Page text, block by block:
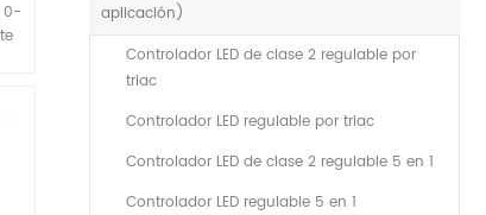
aplicación)
Controlador LED de clase 2 regulable por
triac
Controlador LED regulable por triac
Controlador LED de clase 2 regulable 5 en 1
Controlador LED regulable 5 en 1
0-